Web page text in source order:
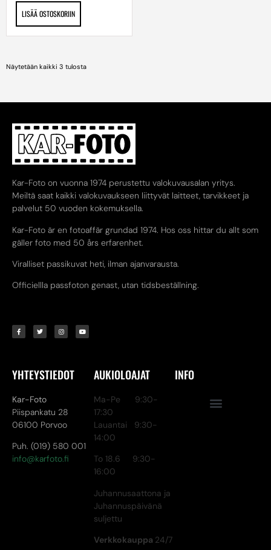
LISÄÄ OSTOSKORIIN
Näytetään kaikki 3 tulosta
Kar-Foto on vuonna 1974 perustettu valokuvausalan yritys.
Meiltä saat kaikki valokuvaukseen liittyvät laitteet, tarvikkeet ja
palvelut 50 vuoden kokemuksella.
Kar-Foto är en fotoaffär grundad 1974. Hos oss hittar du allt som
gäller foto med 50 års erfarenhet.
Viralliset passikuvat heti, ilman ajanvarausta.
Officiellla passfoton genast, utan tidsbeställning.
YHTEYSTIEDOT
Kar-Foto
Piispankatu 28
06100 Porvoo
Puh. (019) 580 001
info@karfoto.fi
AUKIOLOAJAT
Ma-Pe 9:30-
17:30
Lauantai 9:30-
14:00
To 18.6 9:30-
16:00
Juhannusaattona ja
Juhannuspäivänä
suljettu
Verkkokauppa 24/7
INFO